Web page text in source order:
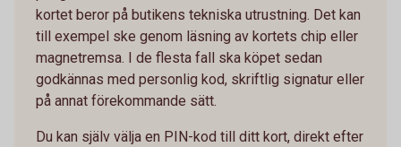
kortet beror på butikens tekniska utrustning. Det kan
till exempel ske genom läsning av kortets chip eller
magnetremsa. I de flesta fall ska köpet sedan
godkännas med personlig kod, skriftlig signatur eller
på annat förekommande sätt.
Du kan själv välja en PIN-kod till ditt kort, direkt efter